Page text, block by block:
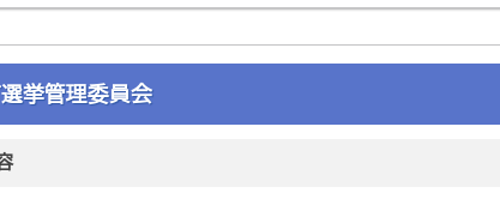
挙管理委員会